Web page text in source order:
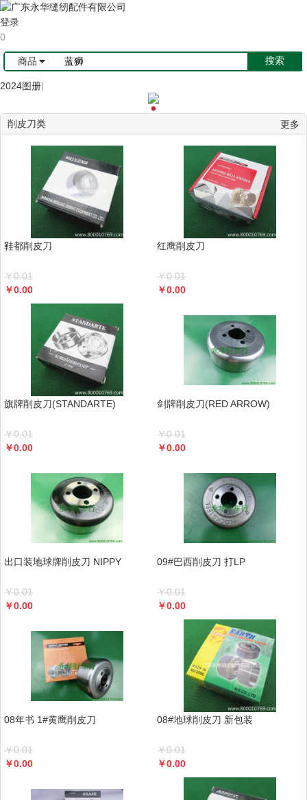
登录
0
商品
2024图册|
削皮刀类 更多
鞋都削皮刀
￥0.01
￥0.00
红鹰削皮刀
￥0.01
￥0.00
旗牌削皮刀(STANDARTE)
￥0.01
￥0.00
剑牌削皮刀(RED ARROW)
￥0.01
￥0.00
出口装地球牌削皮刀 NIPPY
￥0.01
￥0.00
09#巴西削皮刀 打LP
￥0.01
￥0.00
08年书 1#黄鹰削皮刀
￥0.01
￥0.00
08#地球削皮刀 新包装
￥0.01
￥0.00